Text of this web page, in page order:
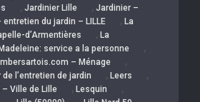
, Jardinier Lille , Jardinier –
entretien du jardin – LILLE
, La
d’Armentières , La
service a la personne ,
– Ménage ,
de l’entretien de jardin , Leers ,
Ville de Lille , Lesquin ,